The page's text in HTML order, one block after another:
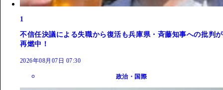
1
不信任決議による失職から復活も兵庫県・斉藤知事への批判が
再燃中！
2026年08月07日 07:30
政治・国際